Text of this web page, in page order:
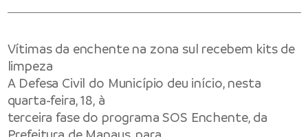
Vítimas da enchente na zona sul recebem kits de
limpeza
A Defesa Civil do Município deu início, nesta
quarta-feira, 18, à
terceira fase do programa SOS Enchente, da